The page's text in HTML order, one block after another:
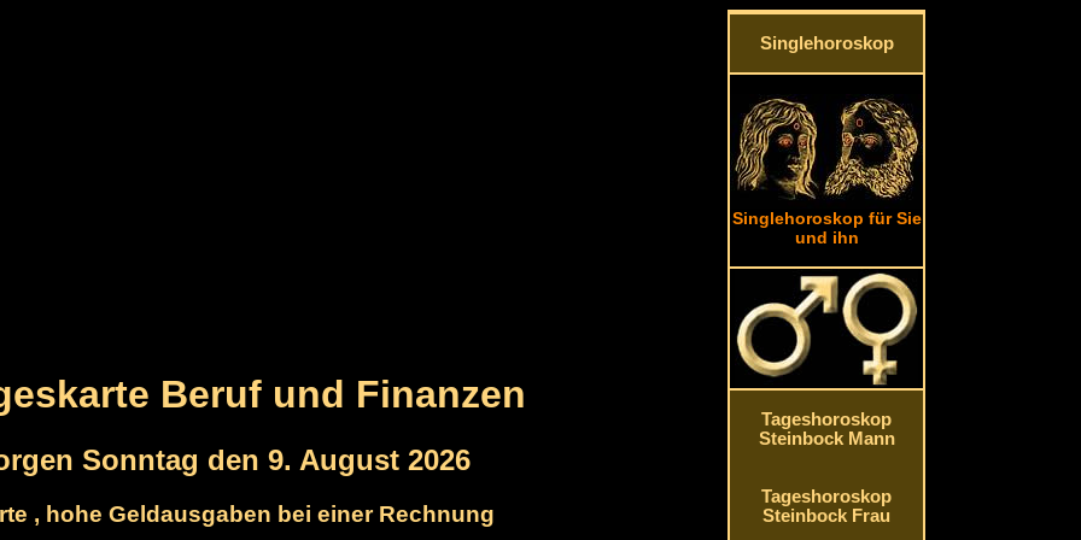
Beruf und Finanzen
Sonntag den 9. August 2026
, hohe Geldausgaben bei einer Rechnung
Singlehoroskop
Singlehoroskop für Sie
und ihn
Tageshoroskop
Steinbock Mann
Tageshoroskop
Steinbock Frau